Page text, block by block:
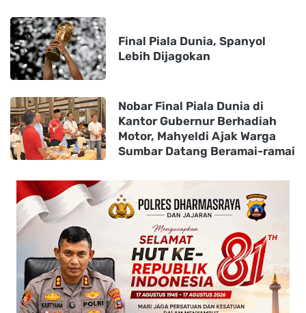
Final Piala Dunia, Spanyol
Lebih Dijagokan
Nobar Final Piala Dunia di
Kantor Gubernur Berhadiah
Motor, Mahyeldi Ajak Warga
Sumbar Datang Beramai-ramai